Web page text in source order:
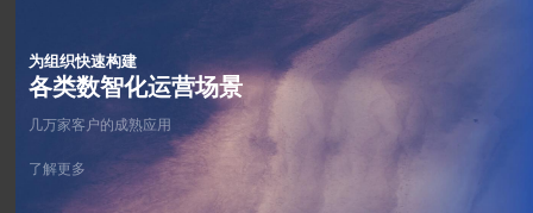
数字可信
数字身份
数据存证
为组织快速构建
各类数智化运营场景
几万家客户的成熟应用
了解更多